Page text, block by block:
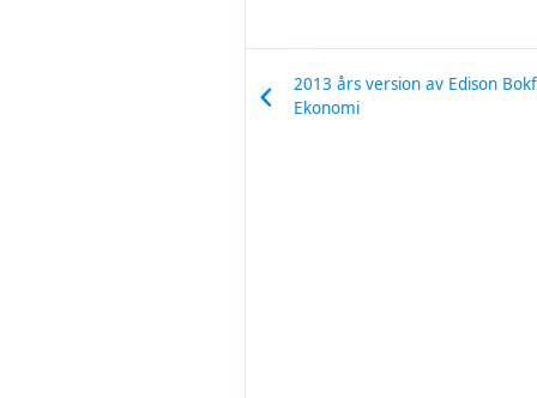
2013 års version av Edison
Ekonomi